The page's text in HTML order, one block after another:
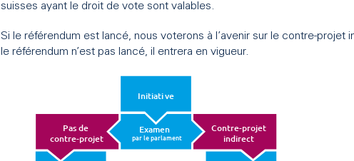
suisses ayant le droit de vote sont valables.
Si le référendum est lancé, nous voterons à l’avenir sur le contre-projet
le référendum n’est pas lancé, il entrera en vigueur.
Examen
par le parlament
Pas de
contre-projet
Contre-projet
indirect
Initiative